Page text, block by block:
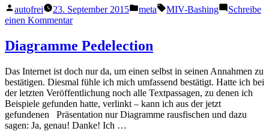
Veröffentlicht
von
autofrei 23. September 2015
Veröffentlicht
meta Schlagwörter:
MIV-Bashing
Schreibe
einen Kommentarzu
Abgaswerte
Diagramme Pedelection
Das Internet ist doch nur da, um einen selbst in seinen Annahmen zu
bestätigen. Diesmal fühle ich mich umfassend bestätigt. Hatte ich bei
der letzten Veröffentlichung noch alle Textpassagen, zu denen ich
Beispiele gefunden hatte, verlinkt – kann ich aus der jetzt
gefundenen Präsentation nur Diagramme rausfischen und dazu
sagen: Ja, genau! Danke! Ich …